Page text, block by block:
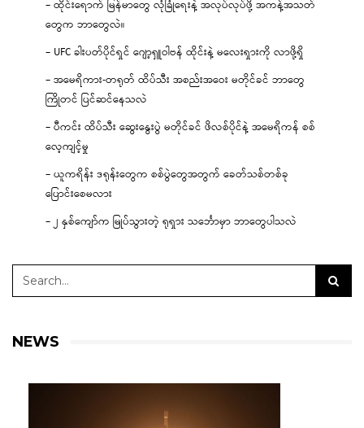
– ထိုင်းရောက် မြန်မာတွေ လုံခြုံရေးနဲ့ အလုပ်လုပ်ဖို့ အကန့်အသတ်
တွေက ဘာတွေလဲ။
– UFC ခါးပတ်ပိုင်ရှင် ဂျော့ရှူဝါဗန် ထိုင်းနဲ့ မလေးရှားကို လာဖို့ရှိ
– အမေရိကား-တရုတ် ထိပ်သီး အစည်းအဝေး မတိုင်ခင် ဘာတွေ
ကြိုတင် ပြင်ဆင်နေသလဲ
– ပီကင်း ထိပ်သီး ဆွေးနွေးပွဲ မတိုင်ခင် ဖိလစ်ပိုင်နဲ့ အမေရိကန် စစ်
လေ့ကျင့်မှု
– ယူကရိန်း ဒရုန်းတွေက စစ်ပွဲတွေအတွက် ခေတ်သစ်တစ်ခု
ပြောင်းစေမလား
– ၂ နှစ်ကျော်က မြုပ်သွားတဲ့ ရုရှား သင်္ဘောမှာ ဘာတွေပါသလဲ
NEWS